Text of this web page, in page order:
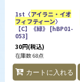
1st〈アイラニ・イオ
フィフティーン〉
【C】《緑》 [hBP01-
053]
30円(税込)
在庫数 68点
カートに入れる